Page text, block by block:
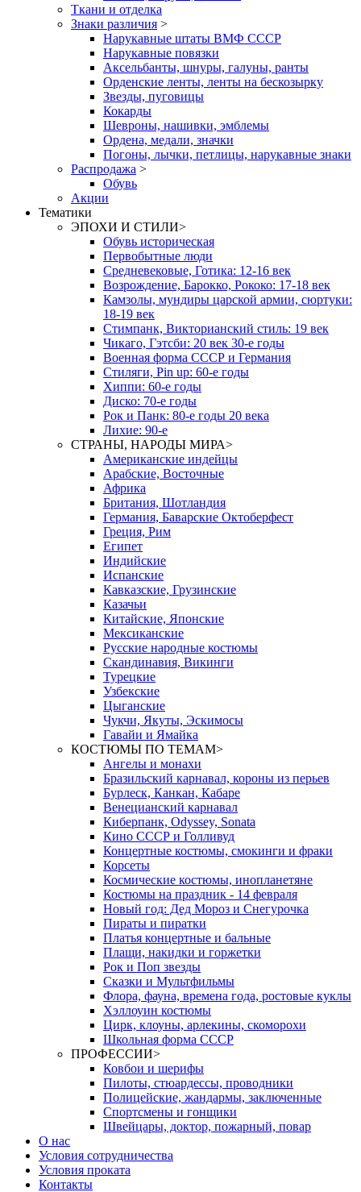
Ткани и отделка
Знаки различия >
Нарукавные штаты ВМФ СССР
Нарукавные повязки
Аксельбанты, шнуры, галуны, ранты
Орденские ленты, ленты на бескозырку
Звезды, пуговицы
Кокарды
Шевроны, нашивки, эмблемы
Ордена, медали, значки
Погоны, лычки, петлицы, нарукавные знаки
Распродажа >
Обувь
Акции
Тематики
ЭПОХИ И СТИЛИ>
Обувь историческая
Первобытные люди
Средневековые, Готика: 12-16 век
Возрождение, Барокко, Рококо: 17-18 век
Камзолы, мундиры царской армии, сюртуки:
18-19 век
Стимпанк, Викторианский стиль: 19 век
Чикаго, Гэтсби: 20 век 30-е годы
Военная форма СССР и Германия
Стиляги, Pin up: 60-е годы
Хиппи: 60-е годы
Диско: 70-е годы
Рок и Панк: 80-е годы 20 века
Лихие: 90-е
СТРАНЫ, НАРОДЫ МИРА>
Американские индейцы
Арабские, Восточные
Африка
Британия, Шотландия
Германия, Баварские Октоберфест
Греция, Рим
Египет
Индийские
Испанские
Кавказские, Грузинские
Казачьи
Китайские, Японские
Мексиканские
Русские народные костюмы
Скандинавия, Викинги
Турецкие
Узбекские
Цыганские
Чукчи, Якуты, Эскимосы
Гавайи и Ямайка
КОСТЮМЫ ПО ТЕМАМ>
Ангелы и монахи
Бразильский карнавал, короны из перьев
Бурлеск, Канкан, Кабаре
Венецианский карнавал
Киберпанк, Odyssey, Sonata
Кино СССР и Голливуд
Концертные костюмы, смокинги и фраки
Корсеты
Космические костюмы, инопланетяне
Костюмы на праздник - 14 февраля
Новый год: Дед Мороз и Снегурочка
Пираты и пиратки
Платья концертные и бальные
Плащи, накидки и горжетки
Рок и Поп звезды
Сказки и Мультфильмы
Флора, фауна, времена года, ростовые куклы
Хэллоуин костюмы
Цирк, клоуны, арлекины, скоморохи
Школьная форма СССР
ПРОФЕССИИ>
Ковбои и шерифы
Пилоты, стюардессы, проводники
Полицейские, жандармы, заключенные
Спортсмены и гонщики
Швейцары, доктор, пожарный, повар
О нас
Условия сотрудничества
Условия проката
Контакты